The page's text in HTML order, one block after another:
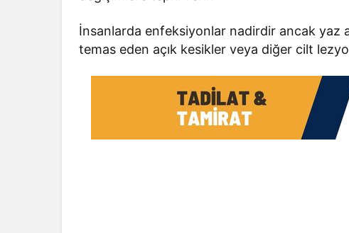
İnsanlarda enfeksiyonlar nadirdir ancak yaz
temas eden açık kesikler veya diğer cilt